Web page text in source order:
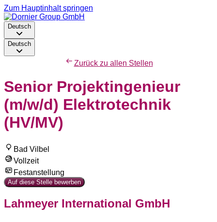
Zum Hauptinhalt springen
Deutsch
Deutsch
Zurück zu allen Stellen
Senior Projektingenieur
(m/w/d) Elektrotechnik
(HV/MV)
Bad Vilbel
Vollzeit
Festanstellung
Auf diese Stelle bewerben
Lahmeyer International GmbH